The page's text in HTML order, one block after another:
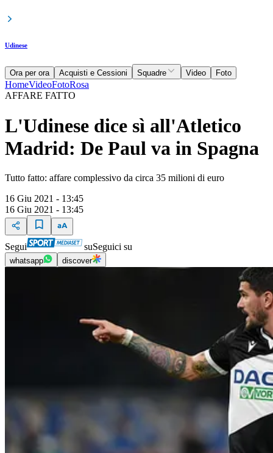
Udinese
Ora per ora Acquisti e Cessioni Squadre Video Foto
HomeVideoFotoRosa
AFFARE FATTO
L'Udinese dice sì all'Atletico
Madrid: De Paul va in Spagna
Tutto fatto: affare complessivo da circa 35 milioni di euro
16 Giu 2021 - 13:45
16 Giu 2021 - 13:45
Segui suSeguici su
whatsapp discover